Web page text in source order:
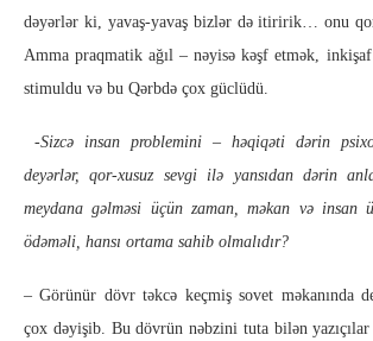
dəyərlər ki, yavaş-yavaş bizlər də itiririk… onu
Amma praqmatik ağıl – nəyisə kəşf etmək,
stimuldu və bu Qərbdə çox güclüdü.
-Sizcə insan problemini – həqiqəti dərin
deyərlər, qor-xusuz sevgi ilə yansıdan dərin
meydana gəlməsi üçün zaman, məkan və insan
ödəməli, hansı ortama sahib olmalıdır?
– Görünür dövr təkcə keçmiş sovet məkanında
çox dəyişib. Bu dövrün nəbzini tuta bilən